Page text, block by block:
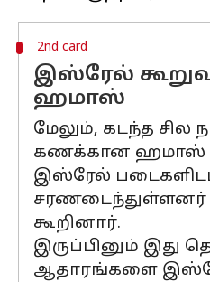
2nd card
இஸ்ரேல்
ஹமாஸ்
மேலும், கடந்த சில
கணக்கான ஹமாஸ்
இஸ்ரேல்
சரணடைந்துள்ளனர்
கூறினார்.
இருப்பினும் இது
ஆதாரங்களை